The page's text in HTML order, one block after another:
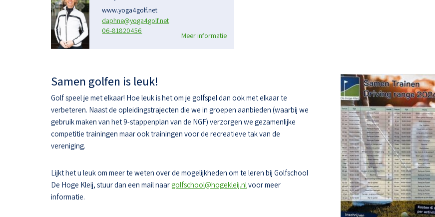
www.yoga4golf.net
daphne@yoga4golf.net
06-81820456
Meer informatie
Samen golfen is leuk!
Golf speel je met elkaar! Hoe leuk is het om je golfspel dan ook met elkaar te
verbeteren. Naast de opleidingstrajecten die we in groepen aanbieden (waarbij we
gebruik maken van het 9-stappenplan van de NGF) verzorgen we gezamenlijke
competitie trainingen maar ook trainingen voor de recreatieve tak van de
vereniging.
Lijkt het u leuk om meer te weten over de mogelijkheden om te leren bij Golfschool
De Hoge Kleij, stuur dan een mail naargolfschool@hogekleij.nlvoor meer
informatie.